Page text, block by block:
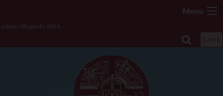
content
Menu
sabato 08 agosto 2026